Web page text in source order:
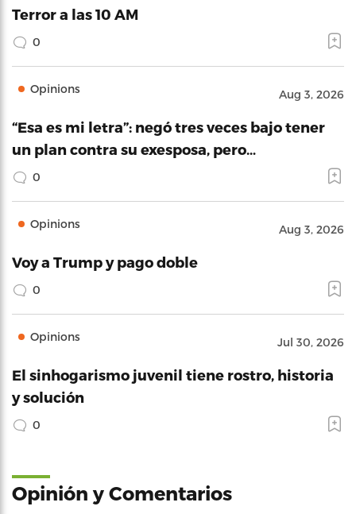
Terror a las 10 AM
0
Opinions Aug 3, 2026
“Esa es mi letra”: negó tres veces bajo tener
un plan contra su exesposa, pero…
0
Opinions Aug 3, 2026
Voy a Trump y pago doble
0
Opinions Jul 30, 2026
El sinhogarismo juvenil tiene rostro, historia
y solución
0
Opinión y Comentarios